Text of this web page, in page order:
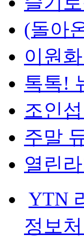
(돌아
이원
톡톡!
조인
주말
열린
YTN
정보